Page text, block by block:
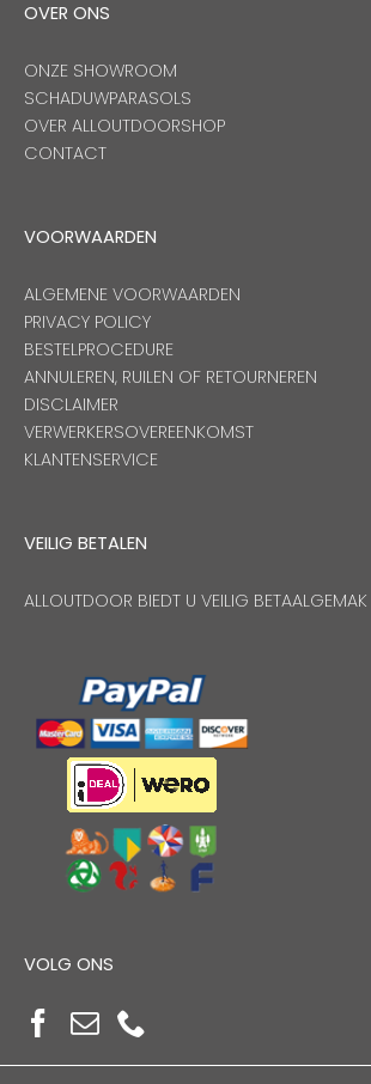
OVER ONS
ONZE SHOWROOM
SCHADUWPARASOLS
OVER ALLOUTDOORSHOP
CONTACT
VOORWAARDEN
ALGEMENE VOORWAARDEN
PRIVACY POLICY
BESTELPROCEDURE
ANNULEREN, RUILEN OF RETOURNEREN
DISCLAIMER
VERWERKERSOVEREENKOMST
KLANTENSERVICE
VEILIG BETALEN
ALLOUTDOOR BIEDT U VEILIG BETAALGEMAK
VOLG ONS